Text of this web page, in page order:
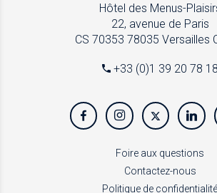
Hôtel des Menus-
22, avenue de Paris
CS 70353 78035 Versailles
+33 (0)1 39 20 78 18
Foire aux questions
Contactez-nous
Politique de confidentialité